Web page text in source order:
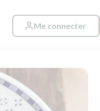
Me connecter